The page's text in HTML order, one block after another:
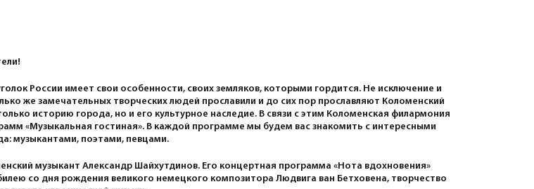
России имеет свои особенности, своих земляков, которыми гордится. Не исключение и
же замечательных творческих людей прославили и до сих пор прославляют Коломенский
историю города, но и его культурное наследие. В связи с этим Коломенская филармония
«Музыкальная гостиная». В каждой программе мы будем вас знакомить с интересными
музыкантами, поэтами, певцами.
музыкант Александр Шайхутдинов. Его концертная программа «Нота вдохновения»
со дня рождения великого немецкого композитора Людвига ван Бетховена, творчество